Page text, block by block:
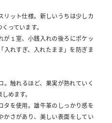
リット仕様。新しいうちは少しカ
っています。
１室、小銭入れの後ろにポケッ
入れすぎ、入れたまま」を防ぎま
触れるほど、果実が熟れていく
めます。
タを使用。雄牛革のしっかり感を
かさがあり、美しい表面をしてい